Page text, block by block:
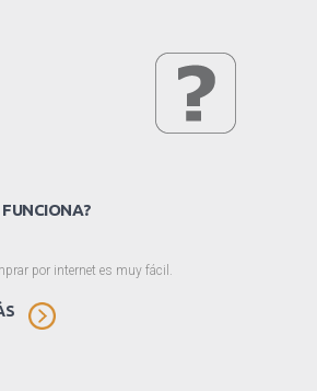
por internet es muy fácil.